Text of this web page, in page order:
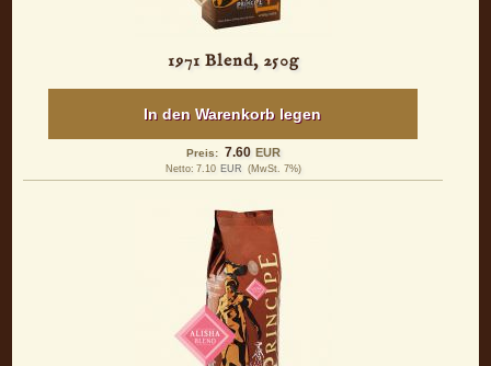
1971 Blend, 250g
In den Warenkorb legen
Preis: 7.60 EUR
Netto: 7.10 EUR (MwSt. 7%)